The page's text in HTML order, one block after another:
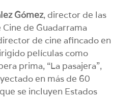
Gómez, director de las
Cine de Guadarrama
de cine afincado en
películas como
prima, “La pasajera”,
en más de 60
se incluyen Estados